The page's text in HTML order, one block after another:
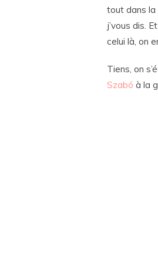
tout dans la
j’vous dis.
celui là, on
Tiens, on
Szabó à la